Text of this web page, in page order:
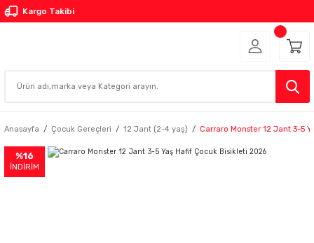
Kargo Takibi
Anasayfa Çocuk Gereçleri 12 Jant (2-4 yaş) Carraro Monster 12 Jant 3-5
%16
İNDİRİM